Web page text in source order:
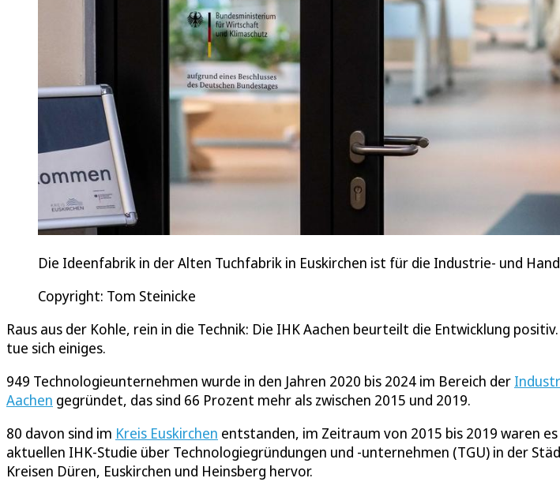
Die Ideenfabrik in der Alten Tuchfabrik in Euskirchen ist für die Industrie- und
Copyright: Tom Steinicke
Raus aus der Kohle, rein in die Technik: Die IHK Aachen beurteilt die Entwicklung
tue sich einiges.
949 Technologieunternehmen wurde in den Jahren 2020 bis 2024 im Bereich der
Aachen gegründet, das sind 66 Prozent mehr als zwischen 2015 und 2019.
80 davon sind im Kreis Euskirchen entstanden, im Zeitraum von 2015 bis 2019 waren
aktuellen IHK-Studie über Technologiegründungen und -unternehmen (TGU) in der
Kreisen Düren, Euskirchen und Heinsberg hervor.